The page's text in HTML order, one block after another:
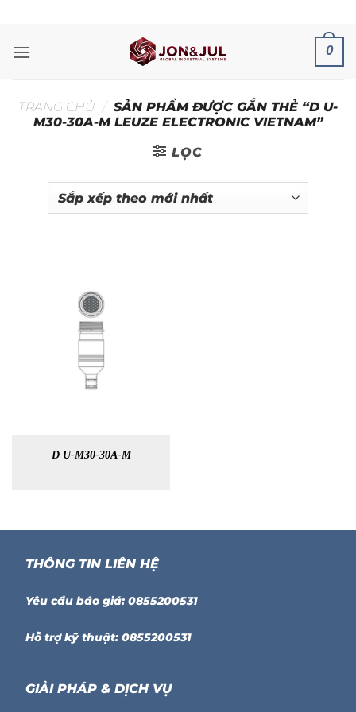
nội
0
TRANG CHỦ / SẢN PHẨM ĐƯỢC GẮN THẺ “D U-
M30-30A-M LEUZE ELECTRONIC VIETNAM”
LỌC
D U-M30-30A-M
THÔNG TIN LIÊN HỆ
Yêu cầu báo giá: 0855200531
Hỗ trợ kỹ thuật: 0855200531
GIẢI PHÁP & DỊCH VỤ